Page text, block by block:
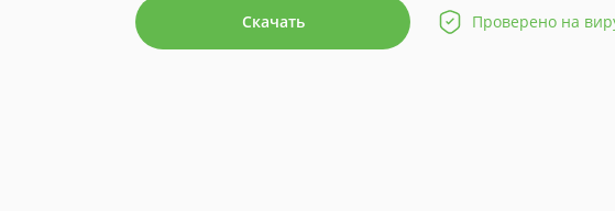
Скачать Проверено на